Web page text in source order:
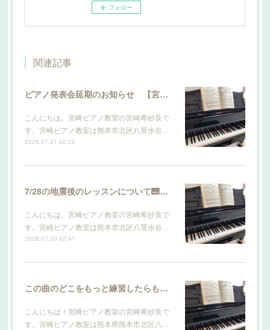
フォロー
関連記事
ピアノ発表会延期のお知らせ 【宮崎ピアノ教室】
こんにちは。宮崎ピアノ教室の宮崎希紗良で
す。宮崎ピアノ教室は熊本市北区八景水谷…
2026.07.31 02:20
7/28の地震後のレッスンについて🎹 【宮崎ピアノ教室】
こんにちは。宮崎ピアノ教室の宮崎希紗良で
す。宮崎ピアノ教室は熊本市北区八景水谷…
2026.07.30 02:47
この曲のどこをもっと練習したらもっと上手になりますか？ 【宮崎ピアノ教室】
こんにちは！宮崎ピアノ教室の宮崎希紗良で
す。宮崎ピアノ教室は熊本県熊本市北区八…